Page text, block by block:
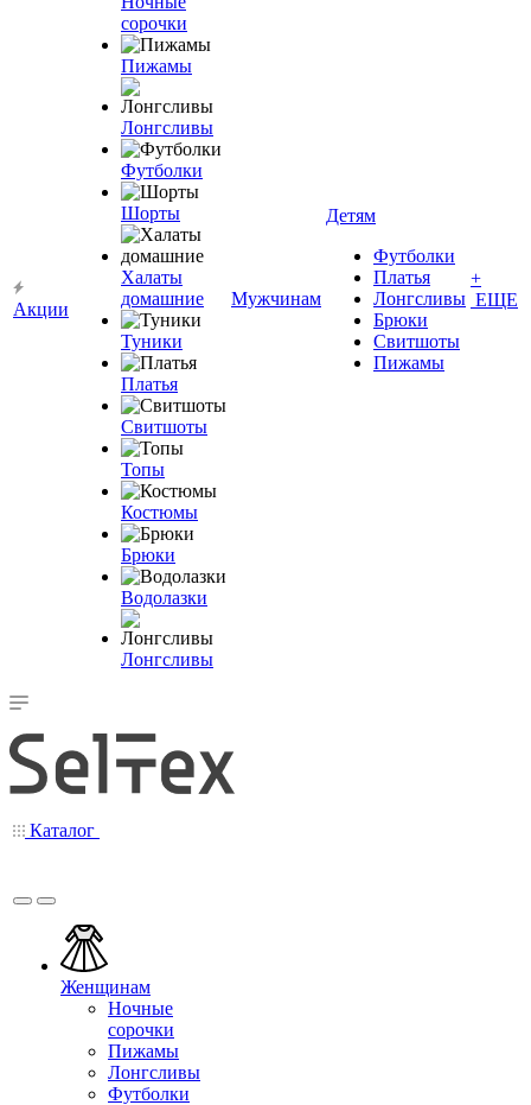
Акции
сорочки
Пижамы
Лонгсливы
Футболки
Шорты
Халаты
домашние
Туники
Платья
Свитшоты
Топы
Костюмы
Брюки
Водолазки
Лонгсливы
Мужчинам
Детям
Футболки
Платья
Лонгсливы
Брюки
Свитшоты
Пижамы
+
ЕЩЕ
Каталог
Женщинам
Ночные
сорочки
Пижамы
Лонгсливы
Футболки